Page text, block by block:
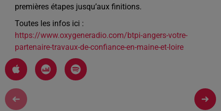
premières étapes jusqu’aux finitions.
Toutes les infos ici :
https://www.oxygeneradio.com/btpi-angers-votre-
partenaire-travaux-de-confiance-en-maine-et-loire